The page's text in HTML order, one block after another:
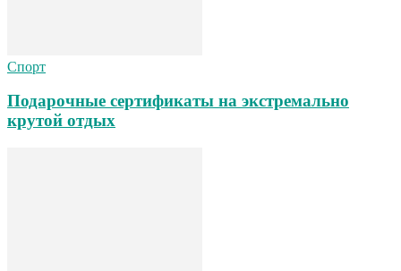
Спорт
Подарочные сертификаты на экстремально
крутой отдых